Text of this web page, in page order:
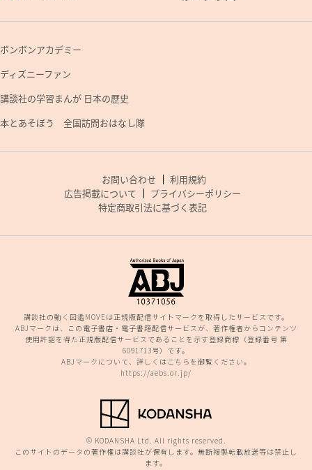
ボンボンアカデミー
ディズニーファン
講談社の学習まんが 日本の歴史
本とあそぼう 全国訪問おはなし隊
お問い合わせ
利用規約
広告掲載について
プライバシーポリシー
特定商取引法に基づく表記
講談社の動く図鑑MOVEは正規版配信サイトマークを取得したサービスです。
ABJマークは、この電子書店・電子書籍配信サービスが、著作権者からコンテンツ
使用許諾を得た正規版配信サービスであることを示す登録商標（登録番号 第
6091713号）です。
ABJマークについて、詳しくはこちらを御覧ください。
https://aebs.or.jp/
© KODANSHA Ltd. All rights reserved.
このサイトのデータの著作権は講談社が保有します。無断複製転載放送等は禁止し
ます。